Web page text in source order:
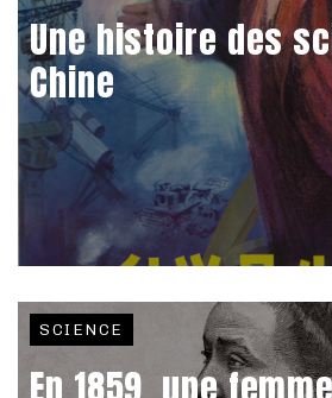
Une histoire des
Chine
SCIENCE